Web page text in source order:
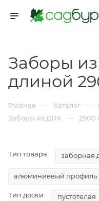
Заборы
длиной
Главная — Каталог —
Заборы из ДПК — 2900
Тип товара заборная
алюминиевый профиль
Тип доски пустотелая